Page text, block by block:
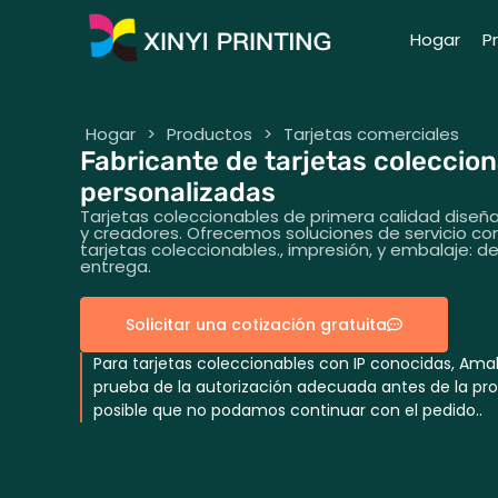
Hogar
Hogar > Productos > Tarjetas comerciales
Fabricante de tarjetas
personalizadas
Tarjetas coleccionables de primera calidad
y creadores. Ofrecemos soluciones de servicio
tarjetas coleccionables., impresión, y embalaje:
entrega.
Solicitar una cotización gratuita
Para tarjetas coleccionables con IP conocidas,
prueba de la autorización adecuada antes de la
posible que no podamos continuar con el pedido..